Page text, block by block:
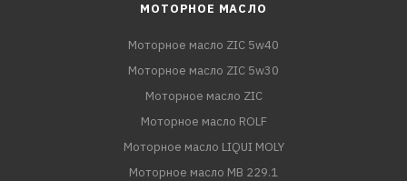
МОТОРНОЕ МАСЛО
Моторное масло ZIC 5w40
Моторное масло ZIC 5w30
Моторное масло ZIC
Моторное масло ROLF
Моторное масло LIQUI MOLY
Моторное масло MB 229.1